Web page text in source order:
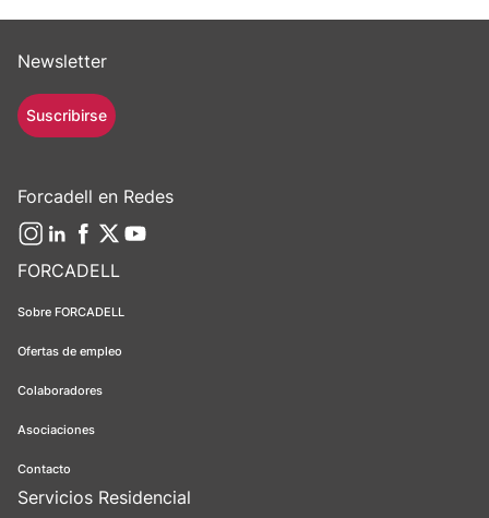
FORCADELL
Sobre FORCADELL
Ofertas de empleo
Colaboradores
Asociaciones
Contacto
Servicios Residencial
Newsletter
Suscribirse
Forcadell en Redes